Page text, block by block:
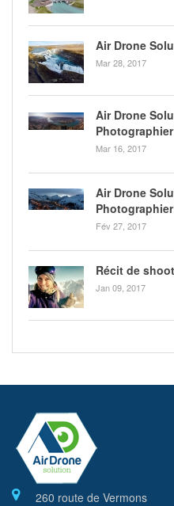
Air Drone
Mar 28, 2017
Air Drone
Mar 16, 2017
Air Drone
Photographier
Fév 27, 2017
Récit de
Jan 09, 2017
260 route de Vermons